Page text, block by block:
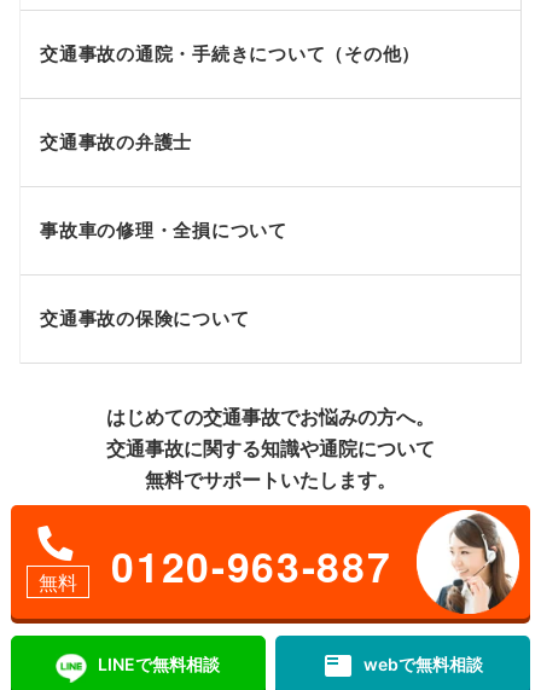
交通事故の通院・手続きについて（その他）
交通事故の弁護士
事故車の修理・全損について
交通事故の保険について
はじめての交通事故でお悩みの方へ。
交通事故に関する知識や通院について
無料でサポートいたします。
無料 0120-963-887
LINEで無料相談 featured_play_list webで無料相談